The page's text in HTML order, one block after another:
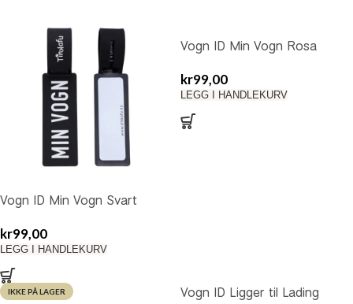
Vogn ID Min Vogn Svart
kr99,00
LEGG I HANDLEKURV
Vogn ID Min Vogn Rosa
kr99,00
LEGG I HANDLEKURV
IKKE PÅ LAGER
Vogn ID Ligger til Lading